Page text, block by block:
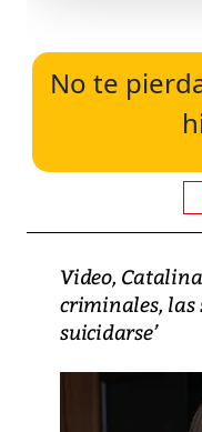
No te
Video,
criminales, las
suicidarse’